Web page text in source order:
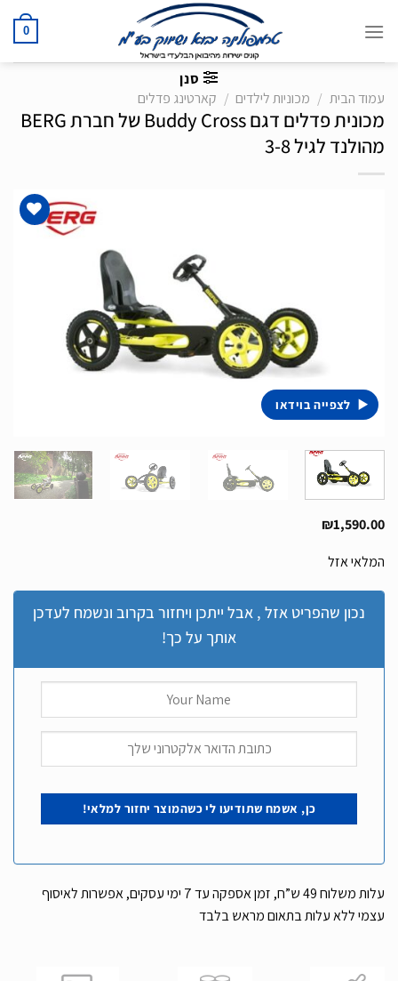
0
סנן
עמוד הבית
/ מכוניות לילדים / קארטינג פדלים
מכונית פדלים דגם Buddy Cross של חברת BERG
מהולנד לגיל 3-8
לצפייה בוידאו
₪1,590.00
המלאי אזל
נכון שהפריט אזל , אבל ייתכן ויחזור בקרוב ונשמח לעדכן
אותך על כך!
עלות משלוח 49 ש”ח, זמן אספקה עד 7 ימי עסקים, אפשרות לאיסוף
עצמי ללא עלות בתאום מראש בלבד